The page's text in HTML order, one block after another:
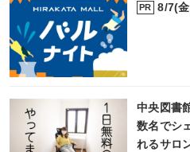
PR 8/7(
中央図書
数名でシ
れるサロ